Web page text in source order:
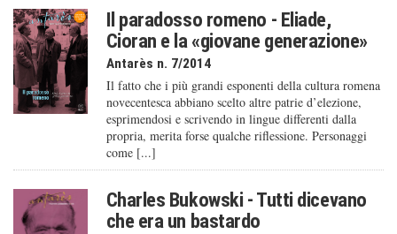
Il paradosso romeno - Eliade,
Cioran e la «giovane generazione»
Antarès n. 7/2014
Il fatto che i più grandi esponenti della cultura romena
novecentesca abbiano scelto altre patrie d’elezione,
esprimendosi e scrivendo in lingue differenti dalla
propria, merita forse qualche riflessione. Personaggi
come [...]
Charles Bukowski - Tutti dicevano
che era un bastardo